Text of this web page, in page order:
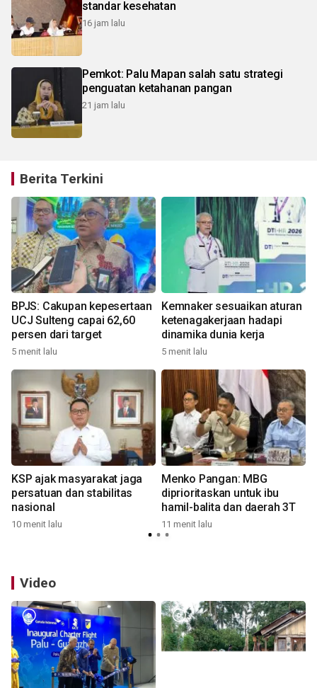
standar kesehatan
16 jam lalu
Pemkot: Palu Mapan salah satu strategi
penguatan ketahanan pangan
21 jam lalu
Berita Terkini
BPJS: Cakupan kepesertaan
UCJ Sulteng capai 62,60
persen dari target
5 menit lalu
Kemnaker sesuaikan aturan
ketenagakerjaan hadapi
dinamika dunia kerja
5 menit lalu
KSP ajak masyarakat jaga
persatuan dan stabilitas
nasional
10 menit lalu
Menko Pangan: MBG
diprioritaskan untuk ibu
hamil-balita dan daerah 3T
11 menit lalu
Video